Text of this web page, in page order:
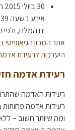
ים המלח, ולפי
אתר המכון הגיאופיסי
היערכות לרעידת
רעידת אדמה
רעידות האדמה
רעידות אדמה
ומה שיותר חשוב –